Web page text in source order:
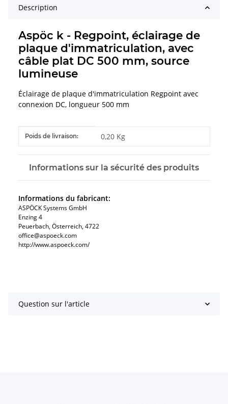
Description
Aspöc k - Regpoint, éclairage de
plaque d'immatriculation, avec
câble plat DC 500 mm, source
lumineuse
Éclairage de plaque d'immatriculation Regpoint avec
connexion DC, longueur 500 mm
#productDetails.itemInformation#
#productDetails.itemValue#
Poids de livraison: 0,20 Kg
Informations sur la sécurité des produits
Informations du fabricant:
ASPÖCK Systems GmbH
Enzing 4
Peuerbach, Österreich, 4722
office@aspoeck.com
http://www.aspoeck.com/
Question sur l'article